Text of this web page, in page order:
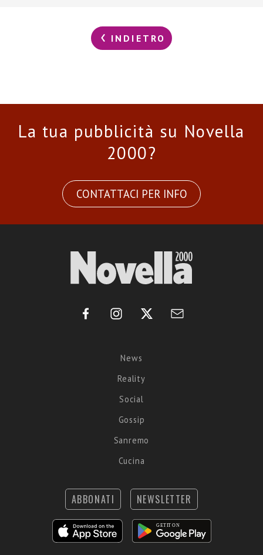
INDIETRO
La tua pubblicità su Novella
2000?
CONTATTACI PER INFO
News
Reality
Social
Gossip
Sanremo
Cucina
ABBONATI NEWSLETTER